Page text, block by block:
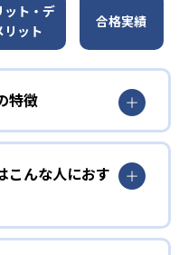
ット・デ
リット
合格実績
特徴
別学習
ずに、一人ひとりの学
る。
ずつ難易度を上げてい
こんな人におす